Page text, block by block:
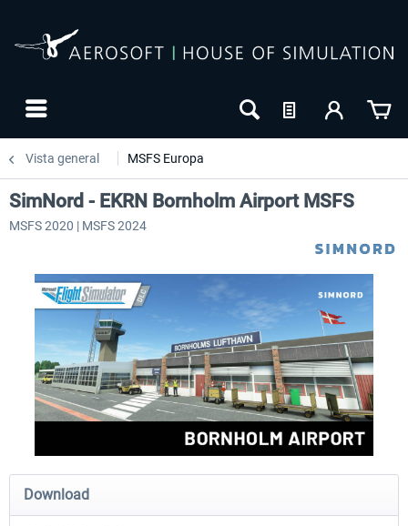
Vista general MSFS Europa
Aerosoft Mega Airport Brussels Aerosoft Airport Cologne/
SimNord - EKRN Bornholm Airport MSFS
MSFS 2020 | MSFS 2024
Download